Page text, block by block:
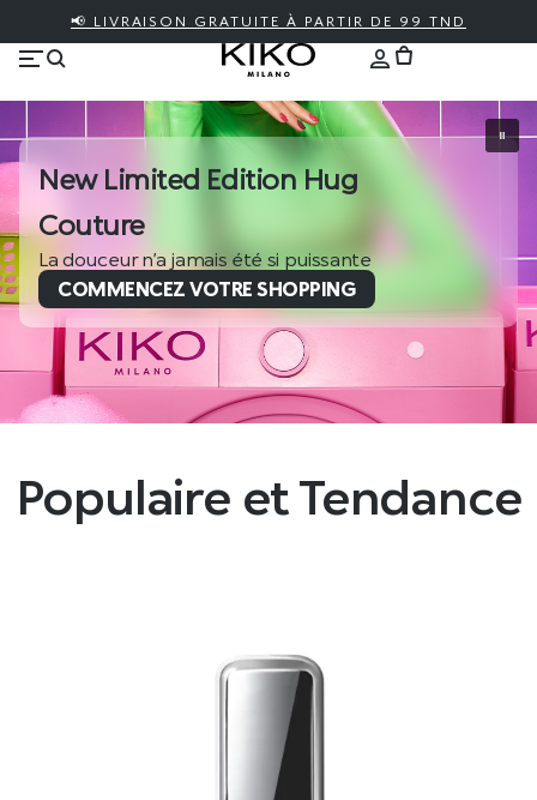
📢 LIVRAISON GRATUITE À PARTIR DE 99 TND
New Limited Edition Hug
Couture
La douceur n’a jamais été si puissante
COMMENCEZ VOTRE SHOPPING
Populaire et Tendance